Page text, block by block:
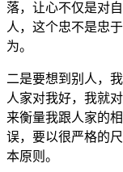
落，让心不仅是对
人，这个忠不是忠
为。
二是要想到别人，
人家对我好，我就
来衡量我跟人家的
误，要以很严格的
本原则。